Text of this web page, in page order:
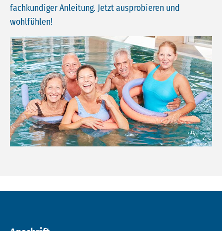
fachkundiger Anleitung. Jetzt ausprobieren und
wohlfühlen!